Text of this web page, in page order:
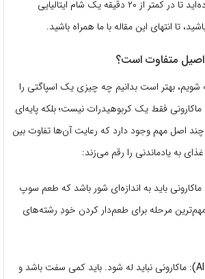
خواهیم کرد. پس اگر آماده‌اید تا در کمتر از ۲۰ دقیقه یک شام ایتالیایی
تا انتهای این مقاله با ما همراه باشید.
اصیل متفاوت است؟
شویم، بهتر است بدانیم چه چیزی یک اسپاگتی را
ماکارونی فقط یک کربوهیدرات نیست؛ بلکه پایه‌ای
اصل مهم وجود دارد که رعایت آن‌ها تفاوت بین
به یادماندنی را رقم می‌زند:
باید به اندازه‌ای شور باشد که طعم سوپ
مرحله برای طعم‌دار کردن خودِ رشته‌های
ماکارونی نباید له شود. باید کمی سفت باشد و